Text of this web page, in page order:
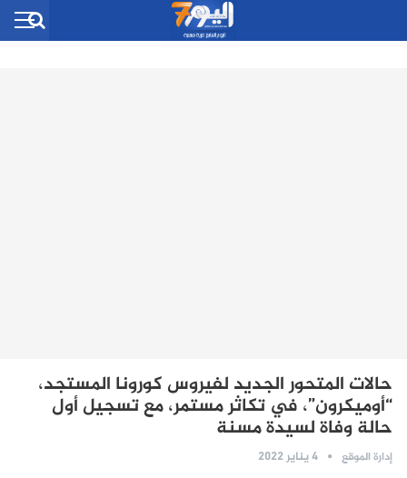
حالات المتحور الجديد لفيروس كورونا المستجد،
“أوميكرون”، في تكاثر مستمر، مع تسجيل أول
حالة وفاة لسيدة مسنة
إدارة الموقع 4 يناير 2022